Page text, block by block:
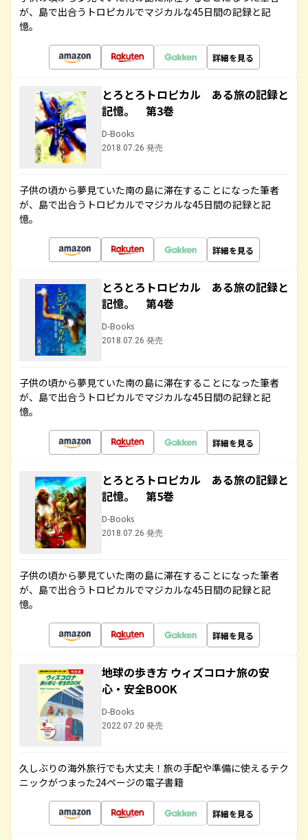
が、島で出合うトロピカルでマジカルな45日間の記録と記
憶。
詳細を見る
とろとろトロピカル ある旅の記録と
記憶。 第3巻
D-Books
2018.07.26 発売
子供の頃から夢見ていた南の島に滞在することになった筆者
が、島で出合うトロピカルでマジカルな45日間の記録と記
憶。
詳細を見る
とろとろトロピカル ある旅の記録と
記憶。 第4巻
D-Books
2018.07.26 発売
子供の頃から夢見ていた南の島に滞在することになった筆者
が、島で出合うトロピカルでマジカルな45日間の記録と記
憶。
詳細を見る
とろとろトロピカル ある旅の記録と
記憶。 第5巻
D-Books
2018.07.26 発売
子供の頃から夢見ていた南の島に滞在することになった筆者
が、島で出合うトロピカルでマジカルな45日間の記録と記
憶。
詳細を見る
地球の歩き方 ウィズコロナ旅の安
心・安全BOOK
D-Books
2022.07.20 発売
久しぶりの海外旅行でも大丈夫！旅の手配や準備に使えるテク
ニックがつまった24ページの電子書籍
詳細を見る